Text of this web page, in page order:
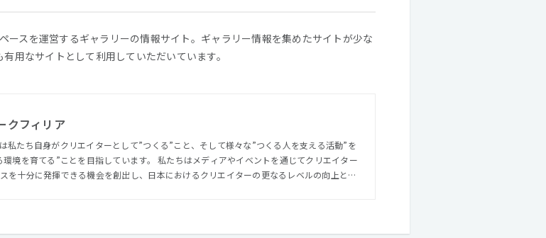
ースを運営するギャラリーの情報サイト。ギャラリー情報を集めたサイトが少な
用なサイトとして利用していただいています。
クフィリア
私たち自身がクリエイターとして”つくる”こと、そして様々な”つくる人を支える活動”を
とを目指しています。 私たちはメディアやイベントを通じてクリエイター
を十分に発揮できる機会を創出し、日本におけるクリエイターの更なるレベルの向上と、